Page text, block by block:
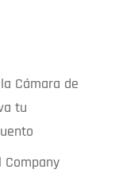
Cámara de
tu
Company